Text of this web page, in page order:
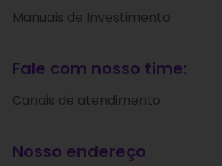
Manuais de Investimento
Fale com nosso time:
Canais de atendimento
Nosso endereço